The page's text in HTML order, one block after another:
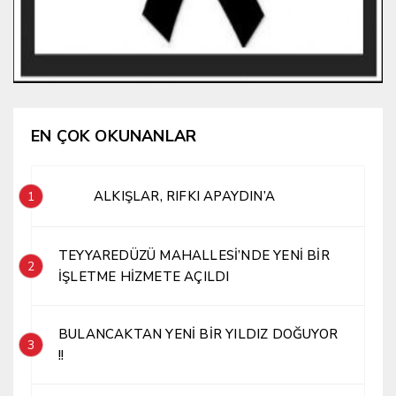
EN ÇOK OKUNANLAR
1 ALKIŞLAR, RIFKI APAYDIN’A
2
TEYYAREDÜZÜ MAHALLESİ’NDE YENİ BİR
İŞLETME HİZMETE AÇILDI
3
BULANCAKTAN YENİ BİR YILDIZ DOĞUYOR
!!